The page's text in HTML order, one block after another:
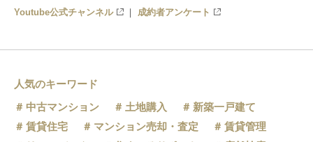
Youtube公式チャンネル
成約者アンケート
人気のキーワード
中古マンション
土地購入
新築一戸建て
賃貸住宅
マンション売却・査定
賃貸管理